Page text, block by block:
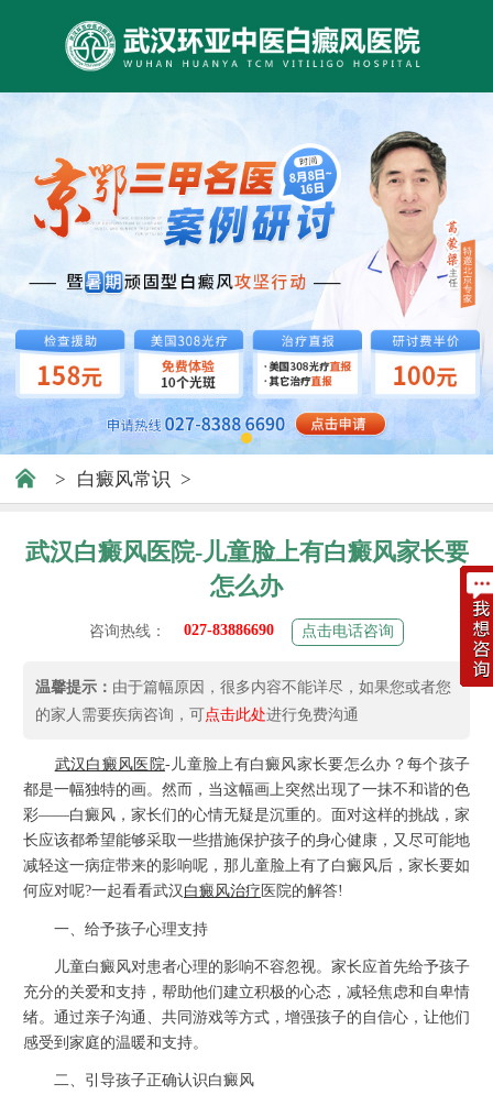
> 白癜风常识 >
武汉白癜风医院-儿童脸上有白癜风家长要
怎么办
咨询热线： 027-83886690 点击电话咨询
温馨提示： 由于篇幅原因，很多内容不能详尽，如果您或者您
的家人需要疾病咨询，可点击此处进行免费沟通
武汉白癜风医院-儿童脸上有白癜风家长要怎么办？每个孩子
都是一幅独特的画。然而，当这幅画上突然出现了一抹不和谐的色
彩——白癜风，家长们的心情无疑是沉重的。面对这样的挑战，家
长应该都希望能够采取一些措施保护孩子的身心健康，又尽可能地
减轻这一病症带来的影响呢，那儿童脸上有了白癜风后，家长要如
何应对呢?一起看看武汉 白癜风治疗 医院的解答!
一、给予孩子心理支持
儿童白癜风对患者心理的影响不容忽视。家长应首先给予孩子
充分的关爱和支持，帮助他们建立积极的心态，减轻焦虑和自卑情
绪。通过亲子沟通、共同游戏等方式，增强孩子的自信心，让他们
感受到家庭的温暖和支持。
二、引导孩子正确认识白癜风